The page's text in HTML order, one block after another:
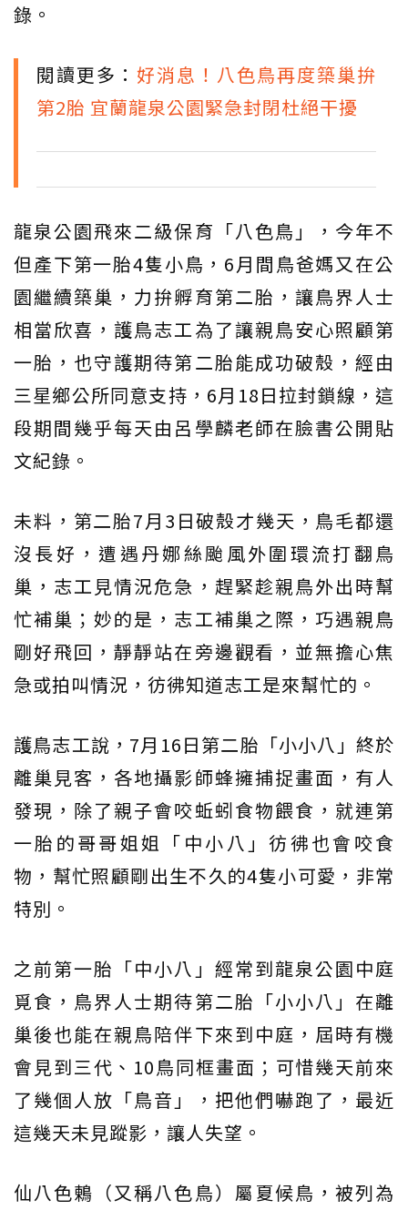
錄。
閱讀更多： 好消息！八色鳥再度築巢拚
第2胎 宜蘭龍泉公園緊急封閉杜絕干擾
龍泉公園飛來二級保育「八色鳥」，今年不
但產下第一胎4隻小鳥，6月間鳥爸媽又在公
園繼續築巢，力拚孵育第二胎，讓鳥界人士
相當欣喜，護鳥志工為了讓親鳥安心照顧第
一胎，也守護期待第二胎能成功破殼，經由
三星鄉公所同意支持，6月18日拉封鎖線，這
段期間幾乎每天由呂學麟老師在臉書公開貼
文紀錄。
未料，第二胎7月3日破殼才幾天，鳥毛都還
沒長好，遭遇丹娜絲颱風外圍環流打翻鳥
巢，志工見情況危急，趕緊趁親鳥外出時幫
忙補巢；妙的是，志工補巢之際，巧遇親鳥
剛好飛回，靜靜站在旁邊觀看，並無擔心焦
急或拍叫情況，彷彿知道志工是來幫忙的。
護鳥志工說，7月16日第二胎「小小八」終於
離巢見客，各地攝影師蜂擁捕捉畫面，有人
發現，除了親子會咬蚯蚓食物餵食，就連第
一胎的哥哥姐姐「中小八」彷彿也會咬食
物，幫忙照顧剛出生不久的4隻小可愛，非常
特別。
之前第一胎「中小八」經常到龍泉公園中庭
覓食，鳥界人士期待第二胎「小小八」在離
巢後也能在親鳥陪伴下來到中庭，屆時有機
會見到三代、10鳥同框畫面；可惜幾天前來
了幾個人放「鳥音」，把他們嚇跑了，最近
這幾天未見蹤影，讓人失望。
仙八色鶇（又稱八色鳥）屬夏候鳥，被列為